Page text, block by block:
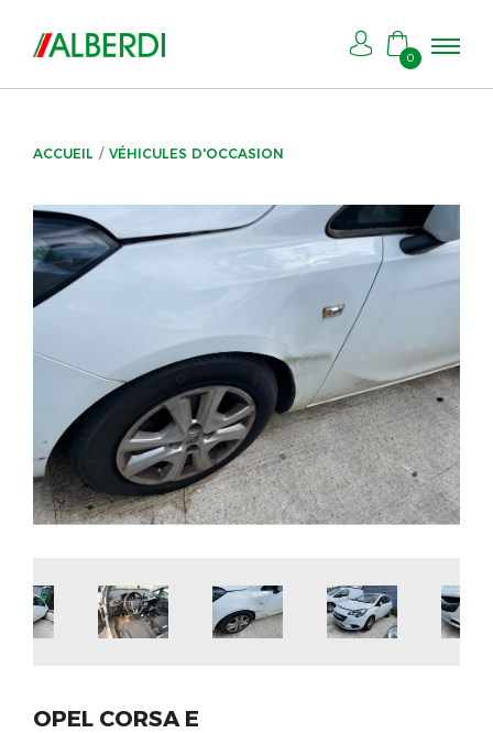
0
ACCUEIL VÉHICULES D'OCCASION
OPEL CORSA E